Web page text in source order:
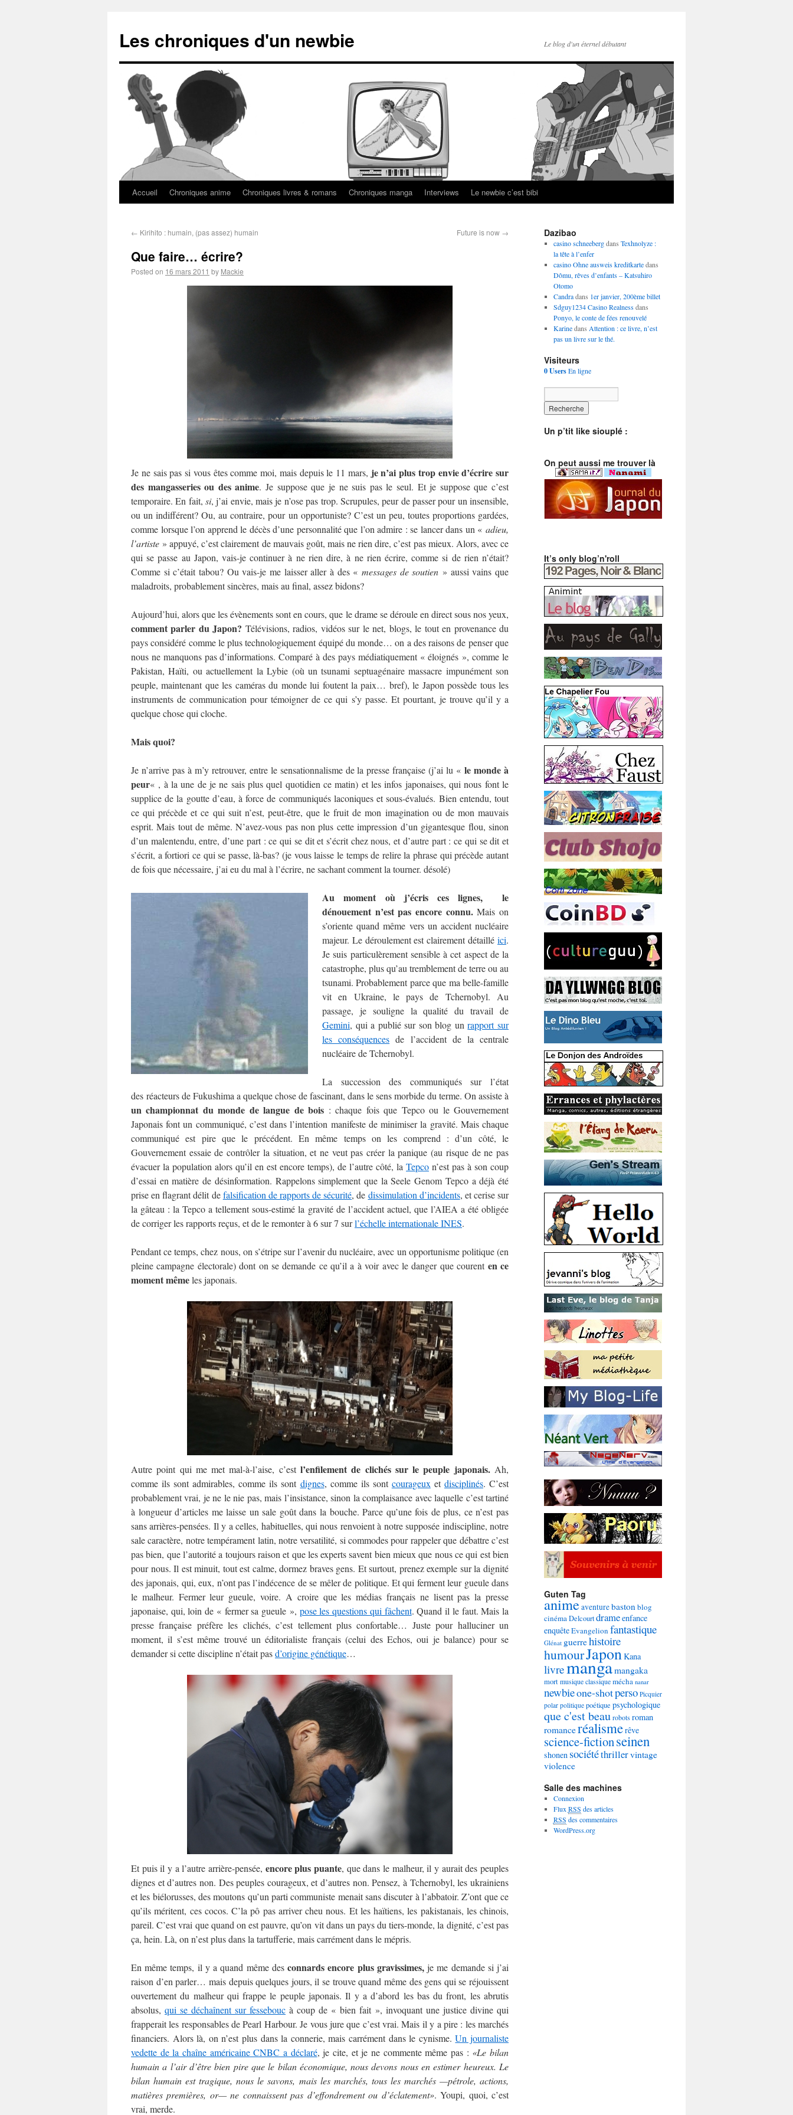
Les chroniques d'un newbie Le blog d'un éternel débutant
Accueil Chroniques anime Chroniques livres & romans Chroniques manga Interviews Le newbie c’est bibi
← Kirihito : humain, (pas assez) humain Future is now →
Que faire… écrire?
Posted on 16 mars 2011 by Mackie
Je ne sais pas si vous êtes comme moi, mais depuis le 11 mars, je n’ai plus trop envie d’écrire sur
des mangasseries ou des anime. Je suppose que je ne suis pas le seul. Et je suppose que c’est
temporaire. En fait,si, j’ai envie, mais je n’ose pas trop. Scrupules, peur de passer pour un insensible,
ou un indifférent? Ou, au contraire, pour un opportuniste? C’est un peu, toutes proportions gardées,
comme lorsque l’on apprend le décès d’une personnalité que l’on admire : se lancer dans un « adieu,
l’artiste » appuyé, c’est clairement de mauvais goût, mais ne rien dire, c’est pas mieux. Alors, avec ce
qui se passe au Japon, vais-je continuer à ne rien dire, à ne rien écrire, comme si de rien n’était?
Comme si c’était tabou? Ou vais-je me laisser aller à des « messages de soutien » aussi vains que
maladroits, probablement sincères, mais au final, assez bidons?
Aujourd’hui, alors que les évènements sont en cours, que le drame se déroule en direct sous nos yeux,
comment parler du Japon? Télévisions, radios, vidéos sur le net, blogs, le tout en provenance du
pays considéré comme le plus technologiquement équipé du monde… on a des raisons de penser que
nous ne manquons pas d’informations. Comparé à des pays médiatiquement « éloignés », comme le
Pakistan, Haïti, ou actuellement la Lybie (où un tsunami septuagénaire massacre impunément son
peuple, maintenant que les caméras du monde lui foutent la paix… bref), le Japon possède tous les
instruments de communication pour témoigner de ce qui s’y passe. Et pourtant, je trouve qu’il y a
quelque chose qui cloche.
Mais quoi?
Je n’arrive pas à m’y retrouver, entre le sensationnalisme de la presse française (j’ai lu «le monde à
peur« , à la une de je ne sais plus quel quotidien ce matin) et les infos japonaises, qui nous font le
supplice de la goutte d’eau, à force de communiqués laconiques et sous-évalués. Bien entendu, tout
ce qui précède et ce qui suit n’est, peut-être, que le fruit de mon imagination ou de mon mauvais
esprit. Mais tout de même. N’avez-vous pas non plus cette impression d’un gigantesque flou, sinon
d’un malentendu, entre, d’une part : ce qui se dit et s’écrit chez nous, et d’autre part : ce qui se dit et
s’écrit, a fortiori ce qui se passe, là-bas? (je vous laisse le temps de relire la phrase qui précède autant
de fois que nécessaire, j’ai eu du mal à l’écrire, ne sachant comment la tourner. désolé)
Au moment où j’écris ces lignes, le
dénouement n’est pas encore connu.Mais on
s’oriente quand même vers un accident nucléaire
majeur. Le déroulement est clairement détaillé ici.
Je suis particulèrement sensible à cet aspect de la
catastrophe, plus qu’au tremblement de terre ou au
tsunami. Probablement parce que ma belle-famille
vit en Ukraine, le pays de Tchernobyl. Au
passage, je souligne la qualité du travail de
Gemini, qui a publié sur son blog unrapport sur
les conséquences de l’accident de la centrale
nucléaire de Tchernobyl.
La succession des communiqués sur l’état
des réacteurs de Fukushima a quelque chose de fascinant, dans le sens morbide du terme. On assiste à
un championnat du monde de langue de bois : chaque fois que Tepco ou le Gouvernement
Japonais font un communiqué, c’est dans l’intention manifeste de minimiser la gravité. Mais chaque
communiqué est pire que le précédent. En même temps on les comprend : d’un côté, le
Gouvernement essaie de contrôler la situation, et ne veut pas créer la panique (au risque de ne pas
évacuer la population alors qu’il en est encore temps), de l’autre côté, la Tepco n’est pas à son coup
d’essai en matière de désinformation. Rappelons simplement que la Seele Genom Tepco a déjà été
prise en flagrant délit defalsification de rapports de sécurité, de dissimulation d’incidents, et cerise sur
la gâteau : la Tepco a tellement sous-estimé la gravité de l’accident actuel, que l’AIEA a été obligée
de corriger les rapports reçus, et de le remonter à 6 sur 7 surl’échelle internationale INES.
Pendant ce temps, chez nous, on s’étripe sur l’avenir du nucléaire, avec un opportunisme politique (en
pleine campagne électorale) dont on se demande ce qu’il a à voir avec le danger que courent en ce
moment mêmeles japonais.
Autre point qui me met mal-à-l’aise, c’est l’enfilement de clichés sur le peuple japonais.Ah,
comme ils sont admirables, comme ils sont dignes, comme ils sont courageux et disciplinés. C’est
probablement vrai, je ne le nie pas, mais l’insistance, sinon la complaisance avec laquelle c’est tartiné
à longueur d’articles me laisse un sale goût dans la bouche. Parce qu’une fois de plus, ce n’est pas
sans arrières-pensées. Il y a celles, habituelles, qui nous renvoient à notre supposée indiscipline, notre
sale caractère, notre tempérament latin, notre versatilité, si commodes pour rappeler que débattre c’est
pas bien, que l’autorité a toujours raison et que les experts savent bien mieux que nous ce qui est bien
pour nous. Il est minuit, tout est calme, dormez braves gens. Et surtout, prenez exemple sur la dignité
des japonais, qui, eux, n’ont pas l’indécence de se mêler de politique. Et qui ferment leur gueule dans
le malheur. Fermer leur gueule, voire. A croire que les médias français ne lisent pas la presse
japonaise, qui, loin de « fermer sa gueule », pose les questions qui fâchent. Quand il le faut. Mais la
presse française préfère les clichés, c’est tellement plus confortable… Juste pour halluciner un
moment, il s’est même trouvé un éditorialiste français (celui des Echos, oui je balance) pour se
demander si cette discipline n’était pasd’origine génétique…
Et puis il y a l’autre arrière-pensée, encore plus puante, que dans le malheur, il y aurait des peuples
dignes et d’autres non. Des peuples courageux, et d’autres non. Pensez, à Tchernobyl, les ukrainiens
et les biélorusses, des moutons qu’un parti communiste menait sans discuter à l’abbatoir. Z’ont que ce
qu’ils méritent, ces cocos. C’la pô pas arriver cheu nous. Et les haïtiens, les pakistanais, les chinois,
pareil. C’est vrai que quand on est pauvre, qu’on vit dans un pays du tiers-monde, la dignité, c’est pas
ça, hein. Là, on n’est plus dans la tartufferie, mais carrément dans le mépris.
En même temps, il y a quand même desconnards encore plus gravissimes,je me demande si j’ai
raison d’en parler… mais depuis quelques jours, il se trouve quand même des gens qui se réjouissent
ouvertement du malheur qui frappe le peuple japonais. Il y a d’abord les bas du front, les abrutis
absolus, qui se déchaînent sur fessebouc à coup de « bien fait », invoquant une justice divine qui
frapperait les responsables de Pearl Harbour. Je vous jure que c’est vrai. Mais il y a pire : les marchés
financiers. Alors là, on n’est plus dans la connerie, mais carrément dans le cynisme.Un journaliste
vedette de la chaîne américaine CNBC a déclaré, je cite, et je ne commente même pas : «Le bilan
humain a l’air d’être bien pire que le bilan économique, nous devons nous en estimer heureux. Le
bilan humain est tragique, nous le savons, mais les marchés, tous les marchés —pétrole, actions,
matières premières, or— ne connaissent pas d’effondrement ou d’éclatement». Youpi, quoi, c’est
vrai, merde.
Dazibao
casino schneebergdans Texhnolyze :
la tête à l’enfer
casino Ohne ausweis kreditkartedans
Dômu, rêves d’enfants – Katsuhiro
Otomo
Candradans 1er janvier, 200ème billet
Sdguy1234 Casino Realnessdans
Ponyo, le conte de fées renouvelé
Karinedans Attention : ce livre, n’est
pas un livre sur le thé.
Visiteurs
0 UsersEn ligne
Un p’tit like siouplé :
On peut aussi me trouver là
It’s only blog’n'roll
Guten Tag
animeaventurebaston blog
cinémaDelcourtdrameenfance
enquêteEvangelion fantastique
Glénat guerrehistoire
humourJapon Kana
livremangamangaka
mortmusique classiquemécha nanar
newbieone-shotperso Picquier
polar politique poétique psychologique
que c'est beaurobotsroman
romanceréalismerêve
science-fictionseinen
shonen sociététhrillervintage
violence
Salle des machines
Connexion
Flux RSS des articles
RSS des commentaires
WordPress.org